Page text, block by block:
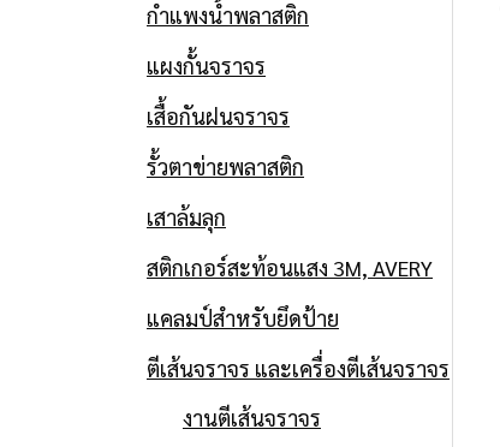
กำแพงน้ำพลาสติก
แผงกั้นจราจร
เสื้อกันฝนจราจร
รั้วตาข่ายพลาสติก
เสาล้มลุก
สติกเกอร์สะท้อนแสง 3M, AVERY
แคลมป์สำหรับยึดป้าย
ตีเส้นจราจร และเครื่องตีเส้นจราจร
งานตีเส้นจราจร